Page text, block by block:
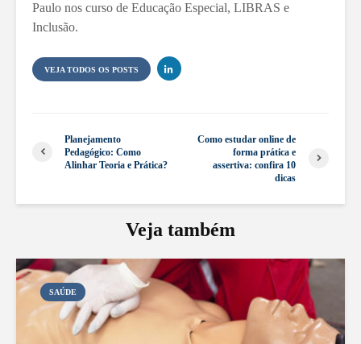
Paulo nos curso de Educação Especial, LIBRAS e
Inclusão.
VEJA TODOS OS POSTS
Planejamento
Pedagógico: Como
Alinhar Teoria e Prática?
Como estudar online de
forma prática e
assertiva: confira 10
dicas
Veja também
SAÚDE